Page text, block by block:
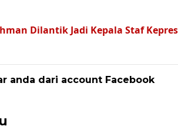
Dilantik Jadi Kepala Staf
anda dari account Facebook